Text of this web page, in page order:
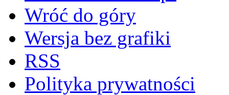
Wróć do góry
Wersja bez grafiki
RSS
Polityka prywatności